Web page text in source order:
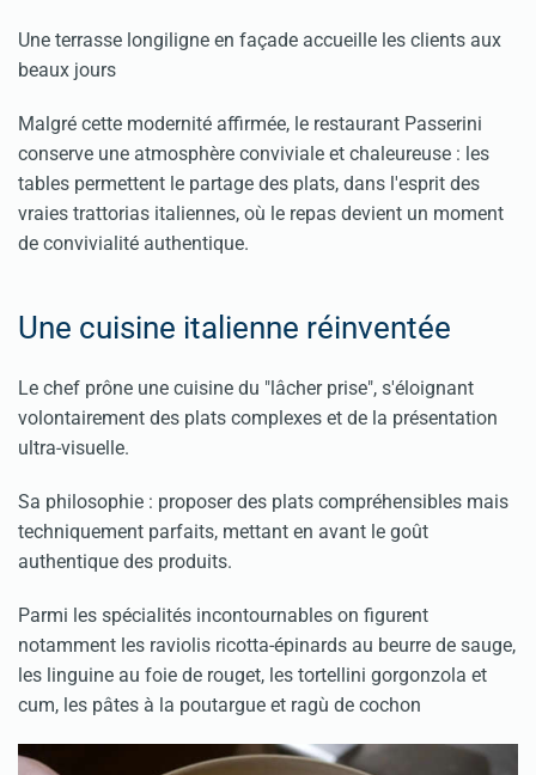
Une terrasse longiligne en façade accueille les clients aux
beaux jours
Malgré cette modernité affirmée, le restaurant Passerini
conserve une atmosphère conviviale et chaleureuse : les
tables permettent le partage des plats, dans l'esprit des
vraies trattorias italiennes, où le repas devient un moment
de convivialité authentique.
Une cuisine italienne réinventée
Le chef prône une cuisine du "lâcher prise", s'éloignant
volontairement des plats complexes et de la présentation
ultra-visuelle.
Sa philosophie : proposer des plats compréhensibles mais
techniquement parfaits, mettant en avant le goût
authentique des produits.
Parmi les spécialités incontournables on figurent
notamment les raviolis ricotta-épinards au beurre de sauge,
les linguine au foie de rouget, les tortellini gorgonzola et
cum, les pâtes à la poutargue et ragù de cochon